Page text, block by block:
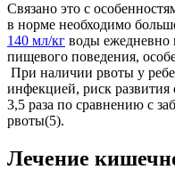
Связано это с
в норме необходимо
140 мл/кг воды ежедневно
пищевого поведения,
При наличии рвоты у
инфекцией, риск развития
3,5 раза по сравнению с
рвоты(5).
Лечение